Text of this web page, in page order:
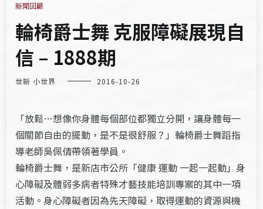
新聞回顧
輪椅爵士舞 克服障礙展現自
信 – 1888期
世新 小世界 2016-10-26
「放鬆…想像你身體每個部位都獨立分開，讓身體每一
個關節自由的擺動，是不是很舒服？」輪椅爵士舞蹈指
導老師吳佩倩帶領著學員。
輪椅爵士舞，是新店市公所「健康 運動 一起一起動」身
心障礙及體弱多病者特殊才藝技能培訓專案的其中一項
活動。身心障礙者因為先天障礙，取得運動的資源與機